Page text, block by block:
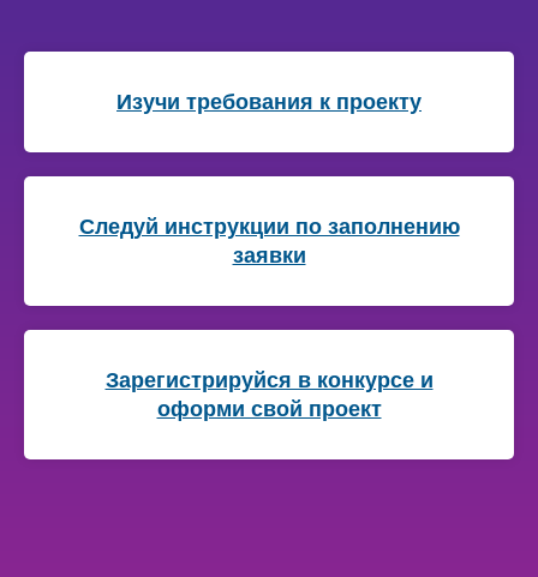
Изучи требования к проекту
Следуй инструкции по заполнению
заявки
Зарегистрируйся в конкурсе и
оформи свой проект